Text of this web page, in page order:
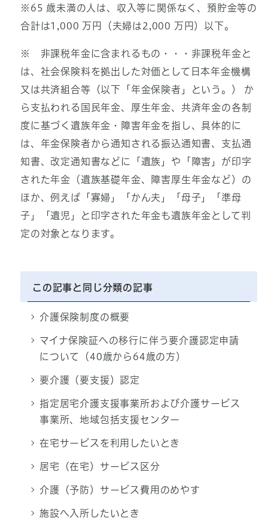
※65 歳未満の人は、収入等に関係なく、預貯金等の
合計は1,000 万円（夫婦は2,000 万円）以下。
※ 非課税年金に含まれるもの・・・非課税年金と
は、社会保険料を拠出した対価として日本年金機構
又は共済組合等（以下「年金保険者」という。） か
ら支払われる国民年金、厚生年金、共済年金の各制
度に基づく遺族年金・障害年金を指し、具体的に
は、年金保険者から通知される振込通知書、支払通
知書、改定通知書などに「遺族」や「障害」が印字
された年金（遺族基礎年金、障害厚生年金など）の
ほか、例えば「寡婦」「かん夫」「母子」「準母
子」「遺児」と印字された年金も遺族年金として判
定の対象となります。
この記事と同じ分類の記事
介護保険制度の概要
マイナ保険証への移行に伴う要介護認定申請
について（40歳から64歳の方）
要介護（要支援）認定
指定居宅介護支援事業所および介護サービス
事業所、地域包括支援センター
在宅サービスを利用したいとき
居宅（在宅）サービス区分
介護（予防）サービス費用のめやす
施設へ入所したいとき